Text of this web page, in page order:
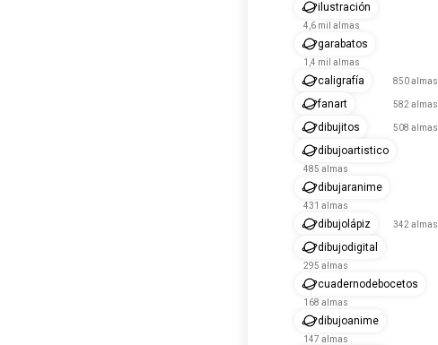
ilustración
4,6 mil almas
garabatos
1,4 mil almas
caligrafía 850 almas
fanart 582 almas
dibujitos 508 almas
dibujoartistico
485 almas
dibujaranime
431 almas
dibujolápiz 342 almas
dibujodigital
295 almas
cuadernodebocetos
168 almas
dibujoanime
147 almas